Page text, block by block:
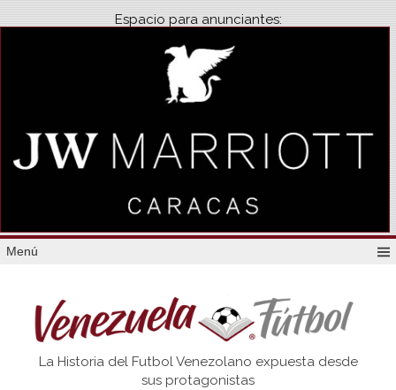
Espacio para anunciantes:
Menú
Venezuela
La Historia del Futbol Venezolano expuesta desde
sus protagonistas